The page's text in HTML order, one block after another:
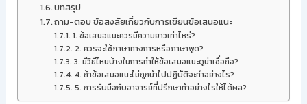
บทสรุป
ถาม-ตอบ ข้อสงสัยเกี่ยวกับการเขียนข้อเสนอแนะ
1. ข้อเสนอแนะควรมีความยาวเท่าไหร่?
2. ควรจะใช้ภาษาทางการหรือภาษาพูด?
3. มีวิธีไหนบ้างในการทำให้ข้อเสนอแนะดูน่าเชื่อถือ?
4. ถ้าข้อเสนอแนะไม่ถูกนำไปปฏิบัติจะทำอย่างไร?
5. การรับมือกับอาจารย์ที่ปรึกษาทำอย่างไรให้ได้ผล?